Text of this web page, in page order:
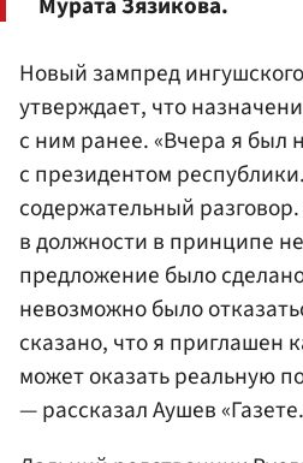
Новый зампред
утверждает, что
с ним ранее. «Вчера я был
с президентом
содержательный
в должности в принципе
предложение было
невозможно было
сказано, что я приглашен
может оказать реальную
— рассказал Аушев